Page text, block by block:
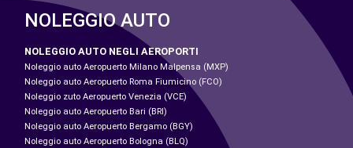
NOLEGGIO AUTO
NOLEGGIO AUTO NEGLI AEROPORTI
Noleggio auto Aeropuerto Milano Malpensa (MXP)
Noleggio auto Aeropuerto Roma Fiumicino (FCO)
Noleggio zuto Aeropuerto Venezia (VCE)
Noleggio auto Aeropuerto Bari (BRI)
Noleggio auto Aeropuerto Bergamo (BGY)
Noleggio auto Aeropuerto Bologna (BLQ)